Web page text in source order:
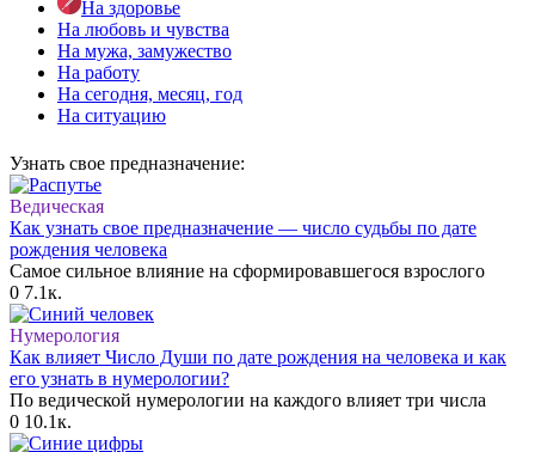
На здоровье
На любовь и чувства
На мужа, замужество
На работу
На сегодня, месяц, год
На ситуацию
Узнать свое предназначение:
Ведическая
Как узнать свое предназначение — число судьбы по дате
рождения человека
Самое сильное влияние на сформировавшегося взрослого
0 7.1к.
Нумерология
Как влияет Число Души по дате рождения на человека и как
его узнать в нумерологии?
По ведической нумерологии на каждого влияет три числа
0 10.1к.